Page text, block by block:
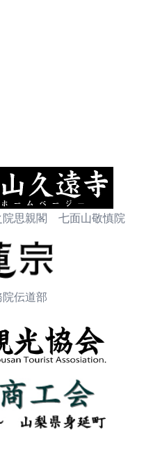
思親閣 七面山敬慎院
伝道部